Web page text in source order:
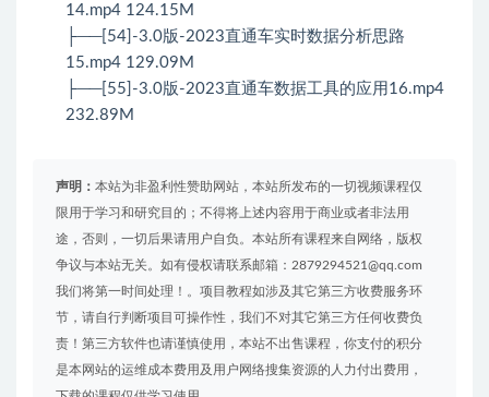
14.mp4 124.15M
├──[54]-3.0版-2023直通车实时数据分析思路
15.mp4 129.09M
├──[55]-3.0版-2023直通车数据工具的应用16.mp4
232.89M
声明： 本站为非盈利性赞助网站，本站所发布的一切视频课程仅
限用于学习和研究目的；不得将上述内容用于商业或者非法用
途，否则，一切后果请用户自负。本站所有课程来自网络，版权
争议与本站无关。如有侵权请联系邮箱：2879294521@qq.com
我们将第一时间处理！。项目教程如涉及其它第三方收费服务环
节，请自行判断项目可操作性，我们不对其它第三方任何收费负
责！第三方软件也请谨慎使用，本站不出售课程，你支付的积分
是本网站的运维成本费用及用户网络搜集资源的人力付出费用，